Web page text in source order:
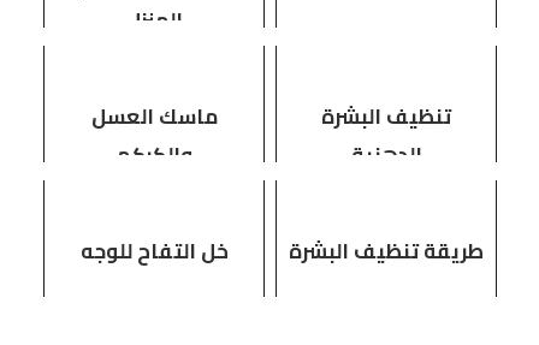
المنزل
تنظيف البشرة
الدهنية
ماسك العسل
والكركم
طريقة تنظيف البشرة خل التفاح للوجه